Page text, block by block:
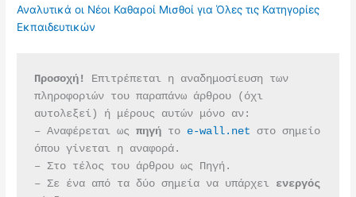
Αναλυτικά οι Νέοι Καθαροί Μισθοί για Όλες τις Κατηγορίες
Εκπαιδευτικών
Προσοχή!
Επιτρέπεται η αναδημοσίευση των
πληροφοριών του παραπάνω άρθρου (όχι
αυτολεξεί) ή μέρους αυτών μόνο αν:
– Αναφέρεται ως πηγή το e-wall.net στο σημείο
όπου γίνεται η αναφορά.
– Στο τέλος του άρθρου ως Πηγή.
– Σε ένα από τα δύο σημεία να υπάρχει
ενεργός